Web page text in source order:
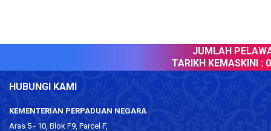
JUMLAH
TARIKH KEMASKINI :
HUBUNGI KAMI
KEMENTERIAN PERPADUAN NEGARA
Aras 5 - 10, Blok F9, Parcel F,